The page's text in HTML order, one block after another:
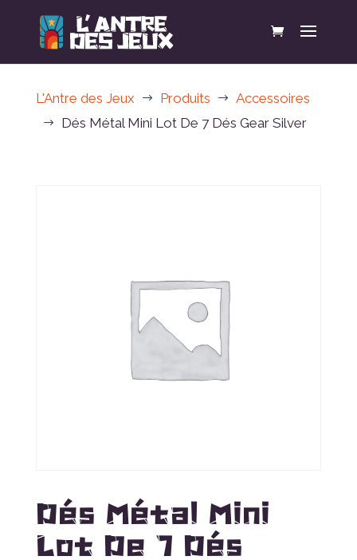
L'Antre des Jeux $ Produits $ Accessoires
$ Dés Métal Mini Lot De 7 Dés Gear Silver
Dés Métal Mini
Lot De 7 Dés